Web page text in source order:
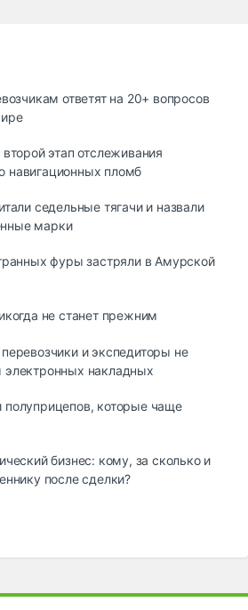
ответят на 20+ вопросов
этап отслеживания
навигационных пломб
седельные тягачи и назвали
марки
фуры застряли в Амурской
не станет прежним
и экспедиторы не
накладных
которые чаще
бизнес: кому, за сколько и
после сделки?